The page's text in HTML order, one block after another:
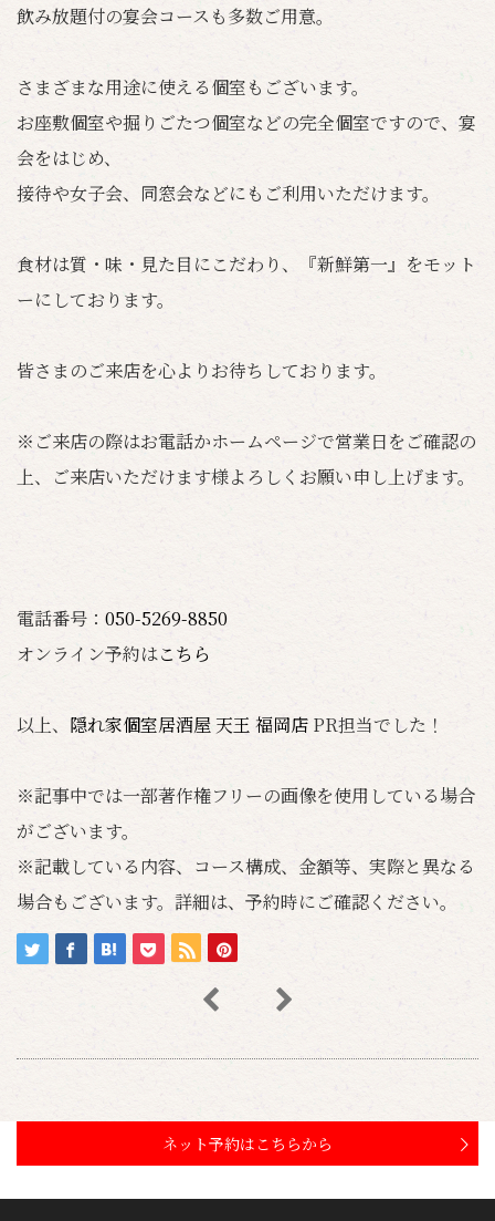
飲み放題付の宴会コースも多数ご用意。
さまざまな用途に使える個室もございます。
お座敷個室や掘りごたつ個室などの完全個室ですので、宴
会をはじめ、
接待や女子会、同窓会などにもご利用いただけます。
食材は質・味・見た目にこだわり、『新鮮第一』をモット
ーにしております。
皆さまのご来店を心よりお待ちしております。
※ご来店の際はお電話かホームページで営業日をご確認の
上、ご来店いただけます様よろしくお願い申し上げます。
電話番号： 050-5269-8850
オンライン予約はこちら
以上、 隠れ家個室居酒屋 天王 福岡店 PR担当でした！
※記事中では一部著作権フリーの画像を使用している場合
がございます。
※記載している内容、コース構成、金額等、実際と異なる
場合もございます。詳細は、予約時にご確認ください。
ネット予約はこちらから